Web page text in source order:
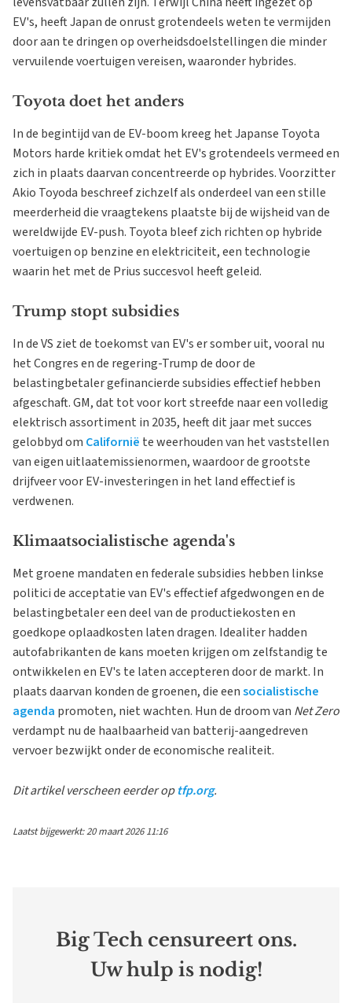
EV's, heeft Japan de onrust grotendeels weten te vermijden
door aan te dringen op overheidsdoelstellingen die minder
vervuilende voertuigen vereisen, waaronder hybrides.
Toyota doet het anders
In de begintijd van de EV-boom kreeg het Japanse Toyota
Motors harde kritiek omdat het EV's grotendeels vermeed en
zich in plaats daarvan concentreerde op hybrides. Voorzitter
Akio Toyoda beschreef zichzelf als onderdeel van een stille
meerderheid die vraagtekens plaatste bij de wijsheid van de
wereldwijde EV-push. Toyota bleef zich richten op hybride
voertuigen op benzine en elektriciteit, een technologie
waarin het met de Prius succesvol heeft geleid.
Trump stopt subsidies
In de VS ziet de toekomst van EV's er somber uit, vooral nu
het Congres en de regering-Trump de door de
belastingbetaler gefinancierde subsidies effectief hebben
afgeschaft. GM, dat tot voor kort streefde naar een volledig
elektrisch assortiment in 2035, heeft dit jaar met succes
gelobbyd om Californië te weerhouden van het vaststellen
van eigen uitlaatemissienormen, waardoor de grootste
drijfveer voor EV-investeringen in het land effectief is
verdwenen.
Klimaatsocialistische agenda's
Met groene mandaten en federale subsidies hebben linkse
politici de acceptatie van EV's effectief afgedwongen en de
belastingbetaler een deel van de productiekosten en
goedkope oplaadkosten laten dragen. Idealiter hadden
autofabrikanten de kans moeten krijgen om zelfstandig te
ontwikkelen en EV's te laten accepteren door de markt. In
plaats daarvan konden de groenen, die eensocialistische
agenda promoten, niet wachten. Hun de droom van Net Zero
verdampt nu de haalbaarheid van batterij-aangedreven
vervoer bezwijkt onder de economische realiteit.
Dit artikel verscheen eerder optfp.org.
Laatst bijgewerkt: 20 maart 2026 11:16
Big Tech censureert ons.
Uw hulp is nodig!